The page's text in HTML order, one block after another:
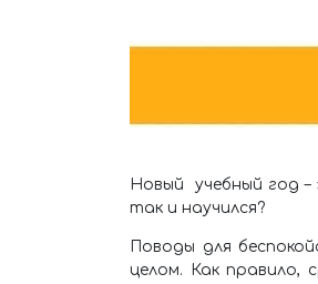
Новый учебный год
так и научился?
Поводы для
целом. Как правило,